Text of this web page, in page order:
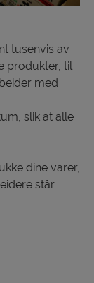
tusenvis av
produkter, til
med
slik at alle
dine varer,
står